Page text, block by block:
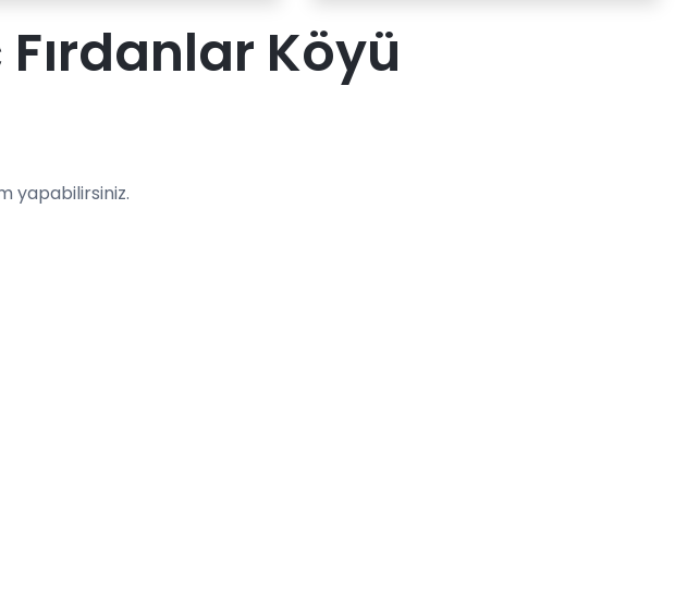
Köyü
yapabilirsiniz.